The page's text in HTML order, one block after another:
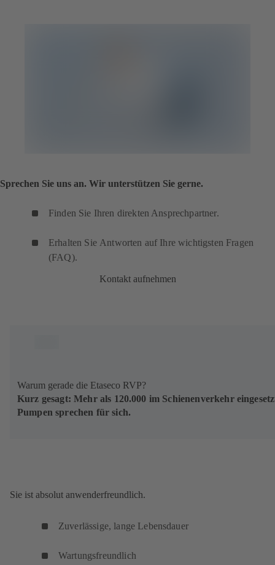
Sprechen Sie uns an. Wir unterstützen Sie gerne.
Finden Sie Ihren direkten Ansprechpartner.
Erhalten Sie Antworten auf Ihre wichtigsten Fragen
(FAQ).
Kontakt aufnehmen
Warum gerade die Etaseco RVP?
Kurz gesagt: Mehr als 120.000 im Schienenverkehr
Pumpen sprechen für sich.
Sie ist absolut anwenderfreundlich.
Zuverlässige, lange Lebensdauer
Wartungsfreundlich